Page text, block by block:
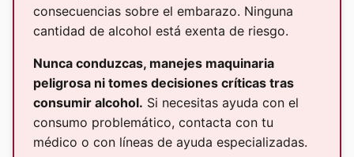
consecuencias sobre el embarazo. Ninguna
cantidad de alcohol está exenta de riesgo.
Nunca conduzcas, manejes maquinaria
peligrosa ni tomes decisiones críticas tras
consumir alcohol. Si necesitas ayuda con el
consumo problemático, contacta con tu
médico o con líneas de ayuda especializadas.